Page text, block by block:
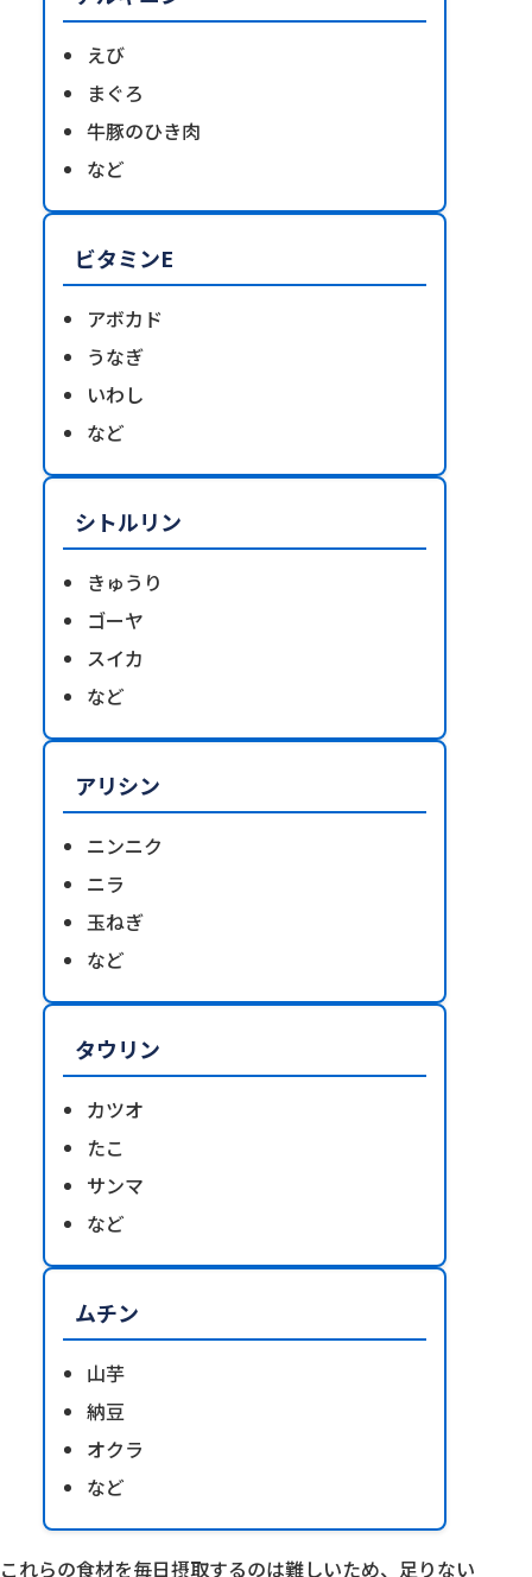
えび
まぐろ
牛豚のひき肉
など
ビタミンE
アボカド
うなぎ
いわし
など
シトルリン
きゅうり
ゴーヤ
スイカ
など
アリシン
ニンニク
ニラ
玉ねぎ
など
タウリン
カツオ
たこ
サンマ
など
ムチン
山芋
納豆
オクラ
など
これらの食材を毎日摂取するのは難しいため、足りない